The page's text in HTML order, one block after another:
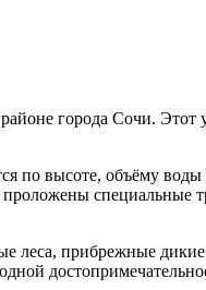
города Сочи.
по высоте, объёму
леса, прибрежные